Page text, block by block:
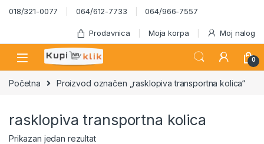
Skip to navigation
Skip to content
018/321-0077 064/612-7733 064/966-7557
Prodavnica Moja korpa Moj nalog
0
Početna Proizvod označen „rasklopiva transportna kolica“
rasklopiva transportna kolica
Prikazan jedan rezultat